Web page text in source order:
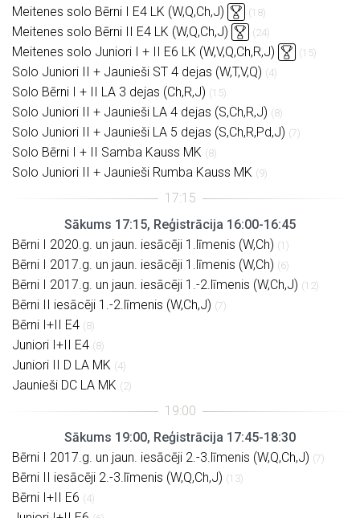
Meitenes solo Bērni I E4 LK (W,Q,Ch,J)
(18)
Meitenes solo Bērni II E4 LK (W,Q,Ch,J) (24)
Meitenes solo Juniori I + II E6 LK (W,V,Q,Ch,R,J) (15)
Solo Juniori II + Jaunieši ST 4 dejas (W,T,V,Q) (4)
Solo Bērni I + II LA 3 dejas (Ch,R,J) (15)
Solo Juniori II + Jaunieši LA 4 dejas (S,Ch,R,J) (8)
Solo Juniori II + Jaunieši LA 5 dejas (S,Ch,R,Pd,J) (7)
Solo Bērni I + II Samba Kauss MK (8)
Solo Juniori II + Jaunieši Rumba Kauss MK (9)
Sākums 17:15, Reģistrācija 16:00-16:45
Bērni I 2020.g. un jaun. iesācēji 1.līmenis (W,Ch) (1)
Bērni I 2017.g. un jaun. iesācēji 1.līmenis (W,Ch) (6)
Bērni I 2017.g. un jaun. iesācēji 1.-2.līmenis (W,Ch,J) (12)
Bērni II iesācēji 1.-2.līmenis (W,Ch,J) (7)
Bērni I+II E4 (8)
Juniori I+II E4 (8)
Juniori II D LA MK (4)
Jaunieši DC LA MK (2)
Sākums 19:00, Reģistrācija 17:45-18:30
Bērni I 2017.g. un jaun. iesācēji 2.-3.līmenis (W,Q,Ch,J) (7)
Bērni II iesācēji 2.-3.līmenis (W,Q,Ch,J) (13)
Bērni I+II E6 (4)